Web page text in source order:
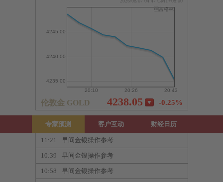
专家预测 客户互动 财经日历
11:21 早间金银操作参考
10:39 早间金银操作参考
10:58 早间金银操作参考